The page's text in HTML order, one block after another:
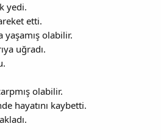
yedi.
etti.
yaşamış olabilir.
uğradı.
olabilir.
hayatını kaybetti.